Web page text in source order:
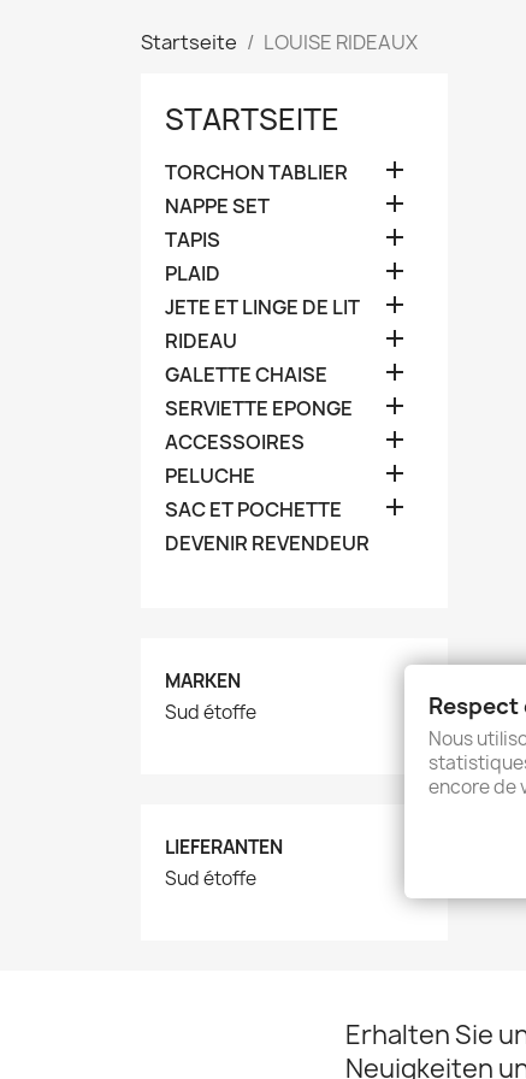
Startseite LOUISE RIDEAUX
STARTSEITE
TORCHON TABLIER 
NAPPE SET 
TAPIS 
PLAID 
JETE ET LINGE DE LIT 
RIDEAU 
GALETTE CHAISE 
SERVIETTE EPONGE 
ACCESSOIRES 
PELUCHE 
SAC ET POCHETTE 
DEVENIR REVENDEUR
MARKEN
Sud étoffe
LIEFERANTEN
Sud étoffe
Erhalten Sie
Neuigkeiten
Respect
Nous
encore de